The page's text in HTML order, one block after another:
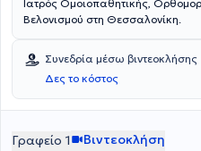
Ιατρός Ομοιοπαθητικής,
Βελονισμού στη Θεσσαλονίκη.
Συνεδρία μέσω βιντεοκλήσης
Δες το κόστος
Γραφείο 1 Βιντεοκλήση